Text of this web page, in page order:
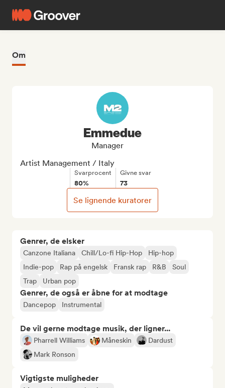
Om
Genrer, de elsker
Canzone Italiana Chill/Lo-fi Hip-Hop
Hip-hop
Indie-pop
Rap på engelsk Fransk rap R&B
Soul
Trap
Urban pop
Genrer, de også er åbne for at modtage
Dancepop Instrumental
De vil gerne modtage musik, der ligner...
Pharrell Williams Måneskin
Dardust
Mark Ronson
Vigtigste muligheder
Emmedue
Manager
Artist Management / Italy
Svarprocent
80%
Givne svar
73
Se lignende kuratorer